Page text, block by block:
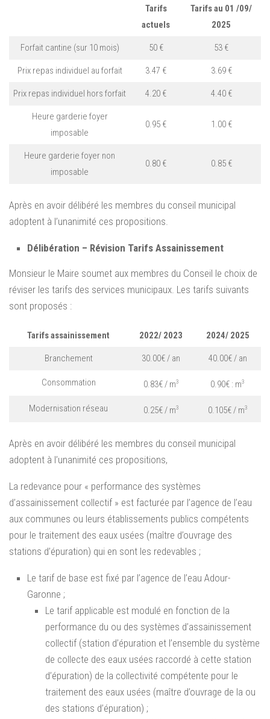
Tarifs
actuels
Tarifs au 01 /09/
2025
Forfait cantine (sur 10 mois) 50 € 53 €
Prix repas individuel au forfait 3.47 € 3.69 €
Prix repas individuel hors forfait 4.20 € 4.40 €
Heure garderie foyer
imposable
0.95 € 1.00 €
Heure garderie foyer non
imposable
0.80 € 0.85 €
Après en avoir délibéré les membres du conseil municipal
adoptent à l’unanimité ces propositions.
Délibération – Révision Tarifs Assainissement
Monsieur le Maire soumet aux membres du Conseil le choix de
réviser les tarifs des services municipaux. Les tarifs suivants
sont proposés :
Tarifs assainissement 2022/ 2023 2024/ 2025
Branchement 30.00€ / an 40.00€ / an
Consommation 0.83€ / m3 0.90€ : m3
Modernisation réseau 0.25€ / m3 0.105€ / m3
Après en avoir délibéré les membres du conseil municipal
adoptent à l’unanimité ces propositions,
La redevance pour « performance des systèmes
d’assainissement collectif » est facturée par l’agence de l’eau
aux communes ou leurs établissements publics compétents
pour le traitement des eaux usées (maître d’ouvrage des
stations d’épuration) qui en sont les redevables ;
Le tarif de base est fixé par l’agence de l’eau Adour-
Garonne ;
Le tarif applicable est modulé en fonction de la
performance du ou des systèmes d’assainissement
collectif (station d’épuration et l’ensemble du système
de collecte des eaux usées raccordé à cette station
d’épuration) de la collectivité compétente pour le
traitement des eaux usées (maître d’ouvrage de la ou
des stations d’épuration) ;